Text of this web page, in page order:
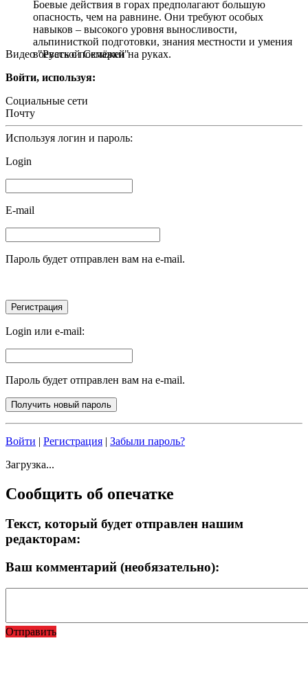
Видео "Русской Семёрки"
Боевые действия в горах предполагают большую
опасность, чем на равнине. Они требуют особых
навыков – высокого уровня выносливости,
альпинисткой подготовки, знания местности и умения
воевать с поклажей на руках.
Войти, используя:
Социальные сети
Почту
Используя логин и пароль:
Login
E-mail
Пароль будет отправлен вам на e-mail.
Login или e-mail:
Пароль будет отправлен вам на e-mail.
Войти | Регистрация | Забыли пароль?
Загрузка...
Сообщить об опечатке
Текст, который будет отправлен нашим
редакторам:
Ваш комментарий (необязательно):
Отправить